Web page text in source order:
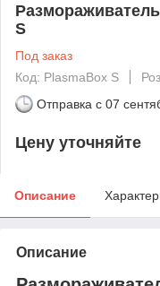
S
Под заказ
Код: PlasmaBox S
Отправка с 07
Цену уточняйте
Описание
Описание